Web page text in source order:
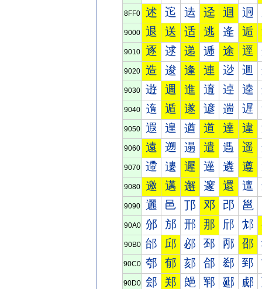
8FF0 述 迱 迲 迳 迴 迵
9000 退 送 适 逃 逄 逅
9010 逐 逑 递 逓 途 逕
9020 造 逡 逢 連 逤 逥
9030 逰 週 進 逳 逴 逵
9040 遀 遁 遂 遃 遄 遅
9050 遐 遑 遒 道 達 違
9060 遠 遡 遢 遣 遤 遥
9070 遰 遱 遲 遳 遴 遵
9080 邀 邁 邂 邃 還 邅
9090 邐 邑 邒 邓 邔 邕
90A0 邠 邡 邢 那 邤 邥
90B0 邰 邱 邲 邳 邴 邵
90C0 郀 郁 郂 郃 郄 郅
90D0 郐 郑 郒 郓 郔 郕